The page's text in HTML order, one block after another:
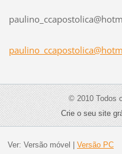
paulino_ ccapostolica@hot
© 2010 Todos
Crie o seu site
Ver: Versão móvel Versão PC